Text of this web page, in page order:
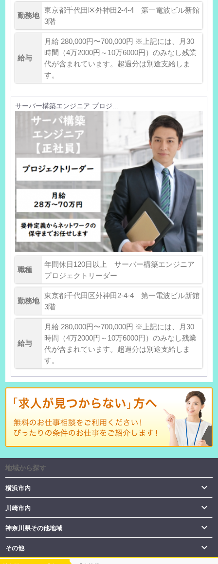
勤務地
東京都千代田区外神田2-4-4 第一電波ビル新館
3階
給与
月給 280,000円〜700,000円 ※上記には、月30
時間（4万2000円～10万6000円）のみなし残業
代が含まれています。超過分は別途支給しま
す。
サーバー構築エンジニア プロジ...
職種
年間休日120日以上 サーバー構築エンジニア
プロジェクトリーダー
勤務地
東京都千代田区外神田2-4-4 第一電波ビル新館
3階
給与
月給 280,000円〜700,000円 ※上記には、月30
時間（4万2000円～10万6000円）のみなし残業
代が含まれています。超過分は別途支給しま
す。
地域から探す
横浜市内 
川崎市内 
神奈川県その他地域 
その他 